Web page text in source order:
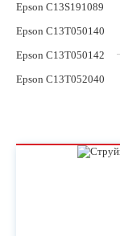
Epson C13S191089
Epson C13T050140
Epson C13T050142
Epson C13T052040